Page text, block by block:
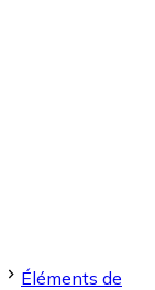
Éléments de